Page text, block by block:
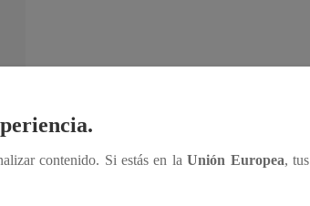
contenido. Si estás en laUnión Europea, tus